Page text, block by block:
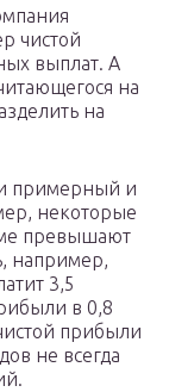
чистой
выплат. А
на
на
примерный и
некоторые
превышают
например,
3,5
в 0,8
прибыли
не всегда